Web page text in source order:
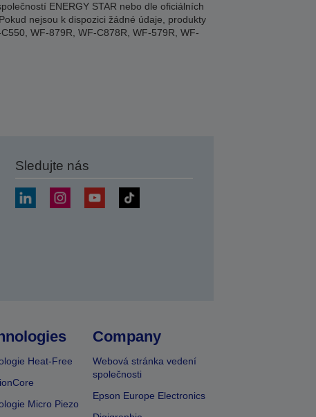
ENERGY STAR nebo dle oficiálních
nejsou k dispozici žádné údaje, produkty
WF-879R, WF-C878R, WF-579R, WF-
Sledujte nás
Heat-Free
Micro Piezo
Company
Webová stránka vedení
společnosti
Epson Europe Electronics